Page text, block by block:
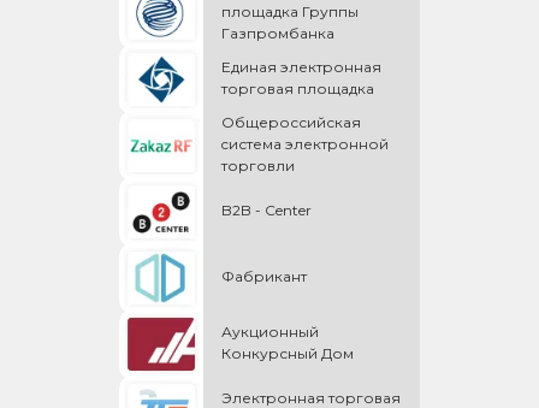
площадка Группы
Газпромбанка
Единая электронная
торговая площадка
Общероссийская
cистема электронной
торговли
B2B - Center
Фабрикант
Аукционный
Конкурсный Дом
Электронная торговая